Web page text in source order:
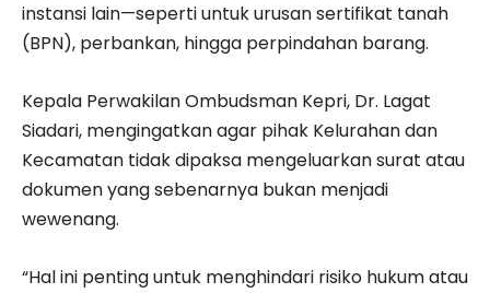
instansi lain—seperti untuk urusan sertifikat tanah
(BPN), perbankan, hingga perpindahan barang.
Kepala Perwakilan Ombudsman Kepri, Dr. Lagat
Siadari, mengingatkan agar pihak Kelurahan dan
Kecamatan tidak dipaksa mengeluarkan surat atau
dokumen yang sebenarnya bukan menjadi
wewenang.
“Hal ini penting untuk menghindari risiko hukum atau